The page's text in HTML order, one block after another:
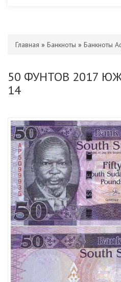
Главная » Банкноты » Банкноты
50 ФУНТОВ 2017
14